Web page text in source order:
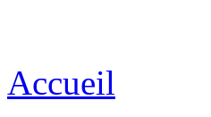
Accueil